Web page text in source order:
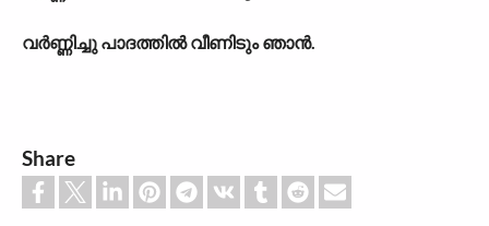
വർണ്ണിച്ചു പാദത്തിൽ വീണിടും ഞാൻ.
Share